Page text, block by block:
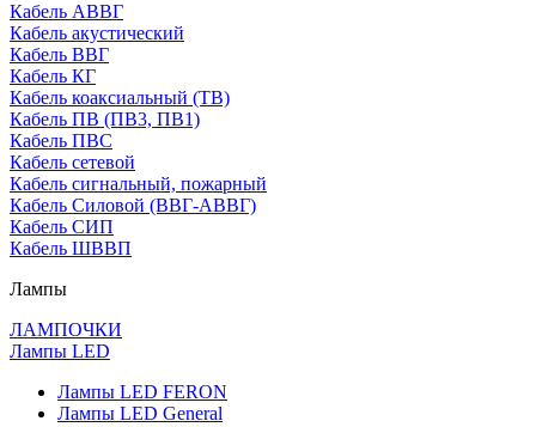
Кабель АВВГ
Кабель акустический
Кабель ВВГ
Кабель КГ
Кабель коаксиальный (ТВ)
Кабель ПВ (ПВ3, ПВ1)
Кабель ПВС
Кабель сетевой
Кабель сигнальный, пожарный
Кабель Силовой (ВВГ-АВВГ)
Кабель СИП
Кабель ШВВП
Лампы
ЛАМПОЧКИ
Лампы LED
Лампы LED FERON
Лампы LED General